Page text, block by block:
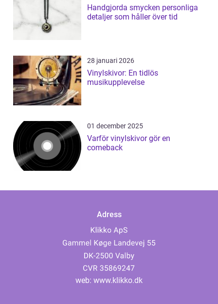
Handgjorda smycken personliga
detaljer som håller över tid
28 januari 2026
Vinylskivor: En tidlös
musikupplevelse
01 december 2025
Varför vinylskivor gör en
comeback
Adress
web: www.klikko.dk